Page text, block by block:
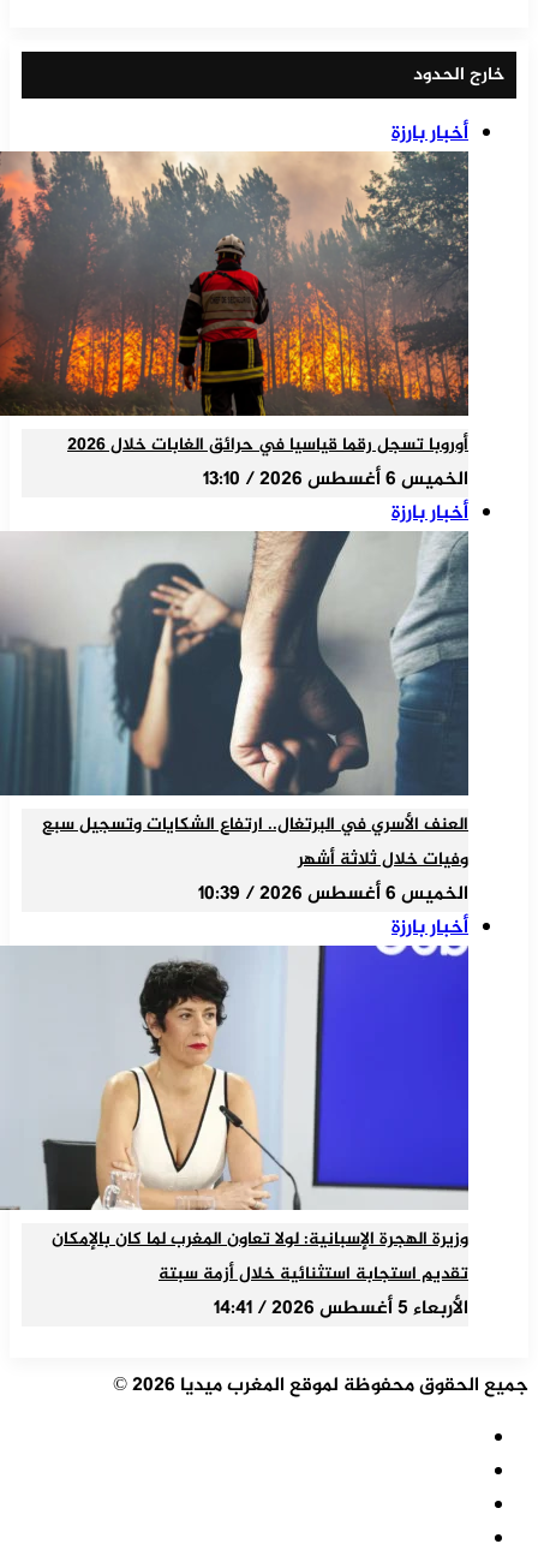
خارج الحدود
أخبار بارزة
أوروبا تسجل رقما قياسيا في حرائق الغابات خلال 2026
الخميس 6 أغسطس 2026 / 13:10
أخبار بارزة
العنف الأسري في البرتغال.. ارتفاع الشكايات وتسجيل سبع
وفيات خلال ثلاثة أشهر
الخميس 6 أغسطس 2026 / 10:39
أخبار بارزة
وزيرة الهجرة الإسبانية: لولا تعاون المغرب لما كان بالإمكان
تقديم استجابة استثنائية خلال أزمة سبتة
الأربعاء 5 أغسطس 2026 / 14:41
جميع الحقوق محفوظة لموقع المغرب ميديا 2026 ©